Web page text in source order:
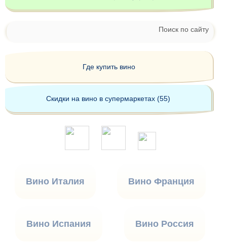
Поиск по сайту
Где купить вино
Скидки на вино в супермаркетах (55)
Вино Италия Вино Франция
Вино Испания Вино Россия